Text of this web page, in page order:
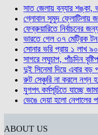
সাত জেলায় বন্যার শঙ্কা,
গ্লোবাল সুমুদ ফ্লোটিলায়
ফেব্রুয়ারিতে নির্বাচনের
ভারতে গেল ৩৭ মেট্রিক
সোনার ভরি প্রায় ১ লাখ
সাগরে লঘুচাপ, পাঁচদিন
দুই সিনেমা দিয়ে এবার বড়
রুট সেঞ্চুরি না করলে নগ্ন
যুগপৎ কর্মসূচিতে যাচ্ছে
ভেঙে দেয়া হলো নেপালের
ABOUT US